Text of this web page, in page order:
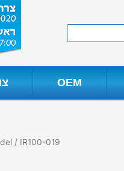
OEM
/ IR100-019